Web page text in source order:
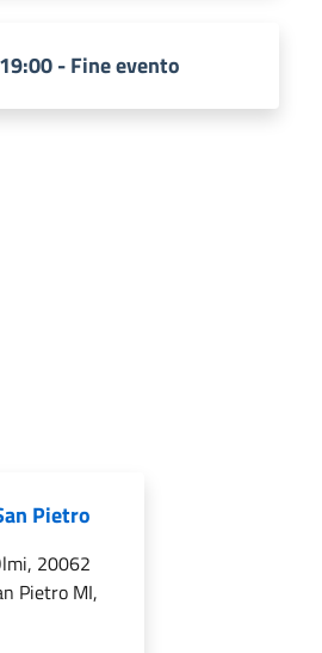
19:00 - Fine evento
Pietro
20062
Pietro MI,